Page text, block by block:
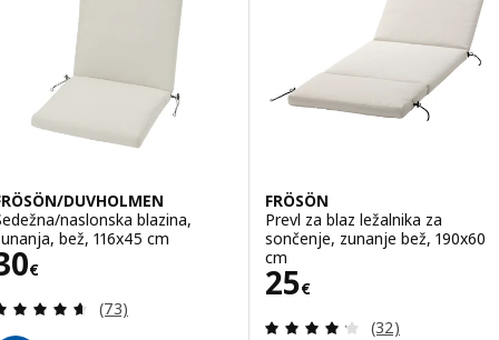
DUVHOLMEN
naslonska blazina,
bež, 116x45 cm
€ 30€
Pregled: 4.6 iz 5 zvezde. Skupno število
(73)
FRÖSÖN
Prevl za blaz ležalnika za
sončenje, zunanje bež, 190x60
cm
25€
Cena 25€
Pregled: 4.2 iz
(32)